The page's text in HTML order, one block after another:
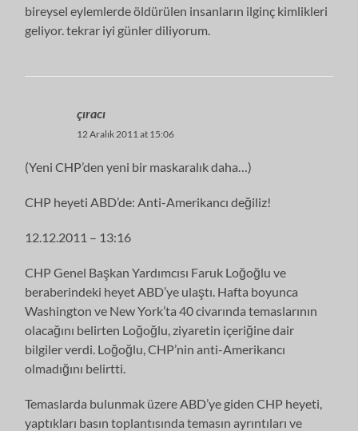
bireysel eylemlerde öldürülen insanların ilginç kimlikleri
geliyor. tekrar iyi günler diliyorum.
çıracı
12 Aralık 2011 at 15:06
(Yeni CHP’den yeni bir maskaralık daha…)
CHP heyeti ABD’de: Anti-Amerikancı değiliz!
12.12.2011 – 13:16
CHP Genel Başkan Yardımcısı Faruk Loğoğlu ve
beraberindeki heyet ABD’ye ulaştı. Hafta boyunca
Washington ve New York’ta 40 civarında temaslarının
olacağını belirten Loğoğlu, ziyaretin içeriğine dair
bilgiler verdi. Loğoğlu, CHP’nin anti-Amerikancı
olmadığını belirtti.
Temaslarda bulunmak üzere ABD’ye giden CHP heyeti,
yaptıkları basın toplantısında temasın ayrıntıları ve